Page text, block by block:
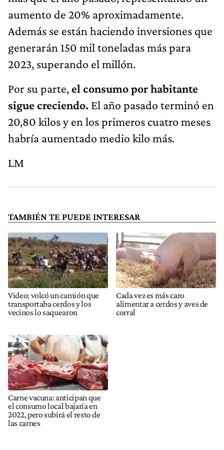
aumento de 20% aproximadamente.
Además se están haciendo inversiones que
generarán 150 mil toneladas más para
2023, superando el millón.
Por su parte, el consumo por habitante
sigue creciendo. El año pasado terminó en
20,80 kilos y en los primeros cuatro meses
habría aumentado medio kilo más.
LM
TAMBIÉN TE PUEDE INTERESAR
Video: volcó un camión que
transportaba cerdos y los
vecinos lo saquearon
Cada vez es más caro
alimentar a cerdos y aves de
corral
Carne vacuna: anticipan que
el consumo local bajaría en
2022, pero subirá el resto de
las carnes